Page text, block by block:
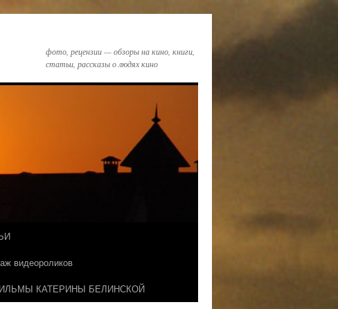
фото, рецензии — обзоры на кино, книги,
статьи, рассказы о людях кино
видеороликов
КАТЕРИНЫ БЕЛИНСКОЙ